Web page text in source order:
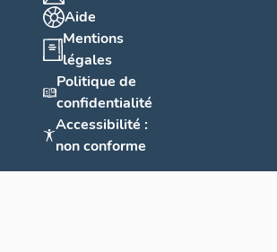
Aide
Mentions
légales
Politique de
confidentialité
Accessibilité :
non conforme